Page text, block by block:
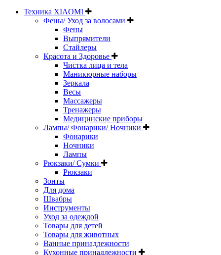
Техника XIAOMI
Фены/ Уход за волосами
Фены
Выпрямители
Стайлеры
Красота и Здоровье
Чистка лица и тела
Маникюрные наборы
Зеркала
Весы
Массажеры
Тренажеры
Медицинские приборы
Лампы/ Фонарики/ Ночники
Фонарики
Ночники
Лампы
Рюкзаки/ Сумки
Рюкзаки
Зонты
Для дома
Швабры
Инструменты
Уход за одеждой
Товары для детей
Товары для животных
Ванные принадлежности
Кухонные принадлежности